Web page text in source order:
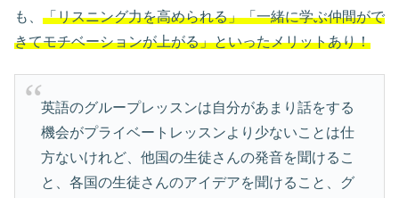
も、 「リスニング力を高められる」「一緒に学ぶ仲間がで
きてモチベーションが上がる」といったメリットあり！
英語のグループレッスンは自分があまり話をする
機会がプライベートレッスンより少ないことは仕
方ないけれど、他国の生徒さんの発音を聞けるこ
と、各国の生徒さんのアイデアを聞けること、グ